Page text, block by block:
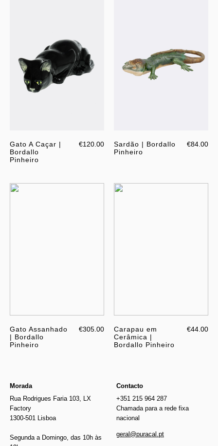
Gato A Caçar |
Bordallo
Pinheiro
€120.00
Sardão | Bordallo
Pinheiro
€84.00
Gato Assanhado
| Bordallo
Pinheiro
€305.00
Carapau em
Cerâmica |
Bordallo Pinheiro
€44.00
Morada
Rua Rodrigues Faria 103, LX
Factory
1300-501 Lisboa
Segunda a Domingo, das 10h às
Contacto
+351 215 964 287
Chamada para a rede fixa
nacional
geral@puracal.pt